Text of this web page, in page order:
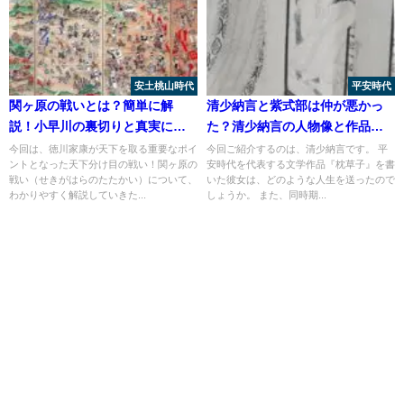
安土桃山時代
関ヶ原の戦いとは？簡単に解
説！小早川の裏切りと真実につ
いても
今回は、徳川家康が天下を取る重要なポイ
ントとなった天下分け目の戦い！関ヶ原の
戦い（せきがはらのたたかい）について、
わかりやすく解説していきた...
平安時代
清少納言と紫式部は仲が悪かっ
た？清少納言の人物像と作品に
ついてまとめ！
今回ご紹介するのは、清少納言です。 平
安時代を代表する文学作品『枕草子』を書
いた彼女は、どのような人生を送ったので
しょうか。 また、同時期...